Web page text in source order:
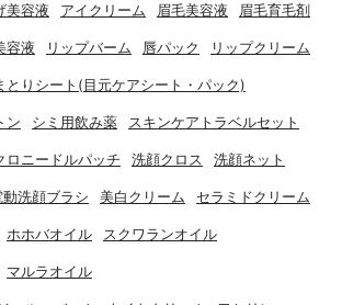
美容液 アイクリーム 眉毛美容液 眉毛育毛剤
容液 リップバーム 唇パック リップクリーム
とりシート(目元ケアシート・パック)
ン シミ用飲み薬 スキンケアトラベルセット
ロニードルパッチ 洗顔クロス 洗顔ネット
動洗顔ブラシ 美白クリーム セラミドクリーム
ホホバオイル スクワランオイル
マルラオイル